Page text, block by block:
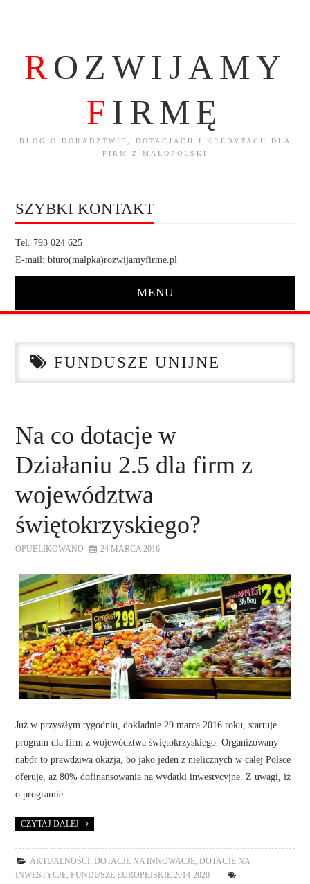
ROZWIJAMY
F IRMĘ
BLOG O DORADZTWIE, DOTACJACH I KREDYTACH DLA
FIRM Z MAŁOPOLSKI
SZYBKI KONTAKT
Tel. 793 024 625
E-mail: biuro(małpka)rozwijamyfirme.pl
MENU
O NAS
SZKOLENIA
KONTAKT
FUNDUSZE UNIJNE
Na co dotacje w
Działaniu 2.5 dla firm z
województwa
świętokrzyskiego?
OPUBLIKOWANO 24 MARCA 2016
Już w przyszłym tygodniu, dokładnie 29 marca 2016 roku, startuje
program dla firm z województwa świętokrzyskiego. Organizowany
nabór to prawdziwa okazja, bo jako jeden z nielicznych w całej Polsce
oferuje, aż 80% dofinansowania na wydatki inwestycyjne. Z uwagi, iż
o programie
CZYTAJ DALEJ
AKTUALNOŚCI ,DOTACJE NA INNOWACJE,DOTACJE NA
INWESTYCJE, FUNDUSZE EUROPEJSKIE 2014-2020